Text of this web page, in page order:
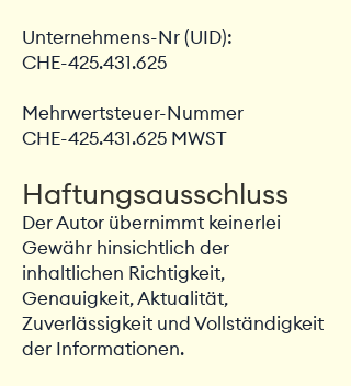
Unternehmens-Nr (UID):
CHE-425.431.625
Mehrwertsteuer-Nummer
CHE-425.431.625 MWST
Haftungsausschluss
Der Autor übernimmt keinerlei
Gewähr hinsichtlich der
inhaltlichen Richtigkeit,
Genauigkeit, Aktualität,
Zuverlässigkeit und Vollständigkeit
der Informationen.